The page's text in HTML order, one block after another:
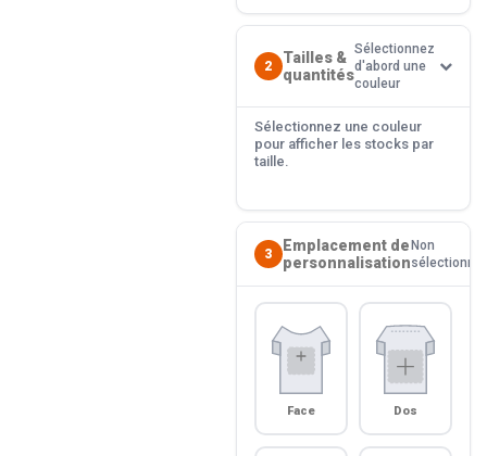
2
Tailles &
quantités
Sélectionnez
d'abord une
couleur
Sélectionnez une couleur
pour afficher les stocks par
taille.
3
Emplacement de
personnalisation
Non
sélectionné
Face Dos